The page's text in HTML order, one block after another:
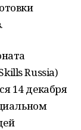
Russia)
14 декабря